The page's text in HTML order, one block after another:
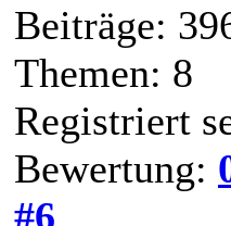
Beiträge:
Themen: 8
Registriert
Bewertung:
#6